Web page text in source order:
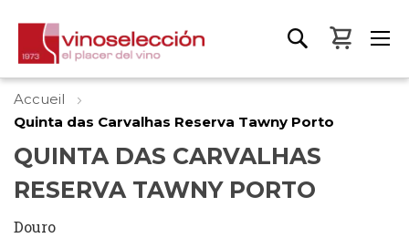
Mon
Accueil
Quinta das Carvalhas Reserva Tawny Porto
QUINTA DAS CARVALHAS
RESERVA TAWNY PORTO
Douro